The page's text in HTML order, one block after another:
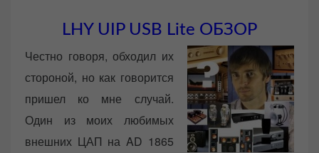
LHY UIP USB Lite ОБЗОР
Честно говоря, обходил их
стороной, но как говорится
пришел ко мне случай.
Один из моих любимых
внешних ЦАП на AD 1865